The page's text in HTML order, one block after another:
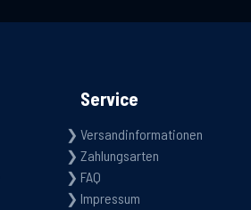
Service
Versandinformationen
Zahlungsarten
FAQ
Impressum